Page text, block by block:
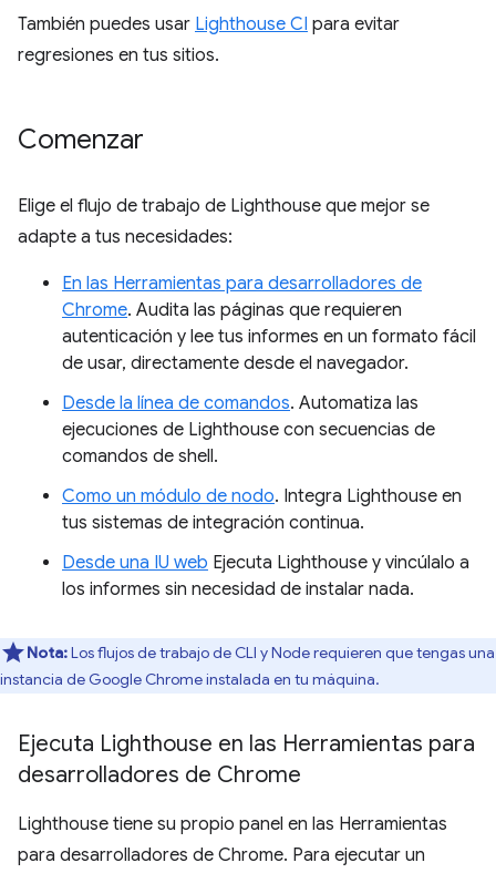
También puedes usar Lighthouse CI para evitar
regresiones en tus sitios.
Comenzar
Elige el flujo de trabajo de Lighthouse que mejor se
adapte a tus necesidades:
En las Herramientas para desarrolladores de
Chrome. Audita las páginas que requieren
autenticación y lee tus informes en un formato fácil
de usar, directamente desde el navegador.
Desde la línea de comandos. Automatiza las
ejecuciones de Lighthouse con secuencias de
comandos de shell.
Como un módulo de nodo. Integra Lighthouse en
tus sistemas de integración continua.
Desde una IU web Ejecuta Lighthouse y vincúlalo a
los informes sin necesidad de instalar nada.
Nota:Los flujos de trabajo de CLI y Node requieren que tengas una
instancia de Google Chrome instalada en tu máquina.
Ejecuta Lighthouse en las Herramientas para
desarrolladores de Chrome
Lighthouse tiene su propio panel en las Herramientas
para desarrolladores de Chrome. Para ejecutar un